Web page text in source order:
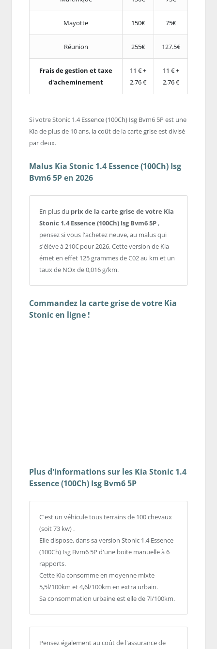
Mayotte 150€ 75€
Réunion 255€ 127.5€
Frais de gestion et taxe
d'acheminement
11 € +
2,76 €
11 € +
2,76 €
Si votre Stonic 1.4 Essence (100Ch) Isg Bvm6 5P est une
Kia de plus de 10 ans, la coût de la carte grise est divisé
par deux.
Malus Kia Stonic 1.4 Essence (100Ch) Isg
Bvm6 5P en 2026
En plus du prix de la carte grise de votre Kia
Stonic 1.4 Essence (100Ch) Isg Bvm6 5P ,
pensez si vous l'achetez neuve, au malus qui
s'élève à 210€ pour 2026. Cette version de Kia
émet en effet 125 grammes de C02 au km et un
taux de NOx de 0,016 g/km.
Commandez la carte grise de votre Kia
Stonic en ligne !
Plus d'informations sur les Kia Stonic 1.4
Essence (100Ch) Isg Bvm6 5P
C'est un véhicule tous terrains de 100 chevaux
(soit 73 kw) .
Elle dispose, dans sa version Stonic 1.4 Essence
(100Ch) Isg Bvm6 5P d'une boite manuelle à 6
rapports.
Cette Kia consomme en moyenne mixte
5,5l/100km et 4,6l/100km en extra urbain.
Sa consommation urbaine est elle de 7l/100km.
Pensez également au coût de l'assurance de